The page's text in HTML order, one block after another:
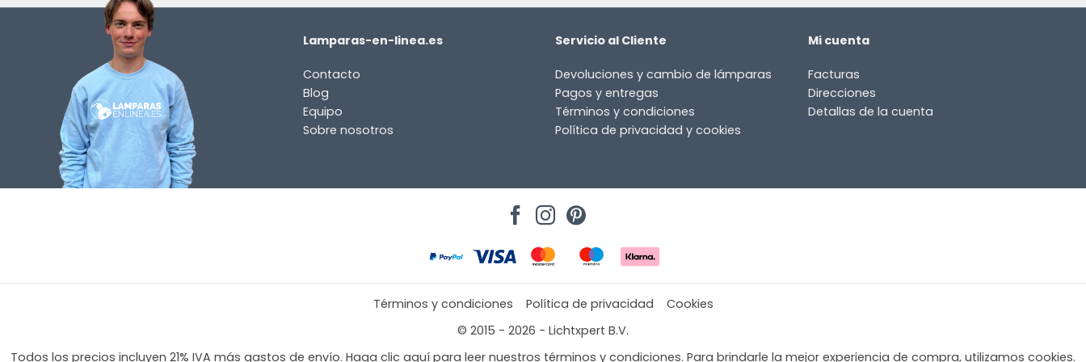
pregunta
producto?
(Obligatorio)
Lamparas-en-linea.es
Contacto
Blog
Equipo
Sobre nosotros
Servicio al Cliente
Devoluciones y cambio de lámparas
Pagos y entregas
Términos y condiciones
Política de privacidad y cookies
Mi cuenta
Facturas
Direcciones
Detallas de la cuenta
Términos y condiciones Política de privacidad
Cookies
© 2015 - 2026 - Lichtxpert B.V.
Todos los precios incluyen 21% IVA más gastos de envío. Haga clic aquí para leer nuestros términos y condiciones. Para brindarle la mejor experiencia de compra, utilizamos cookies.